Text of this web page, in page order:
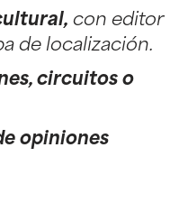
con editor
de localización.
circuitos o
opiniones